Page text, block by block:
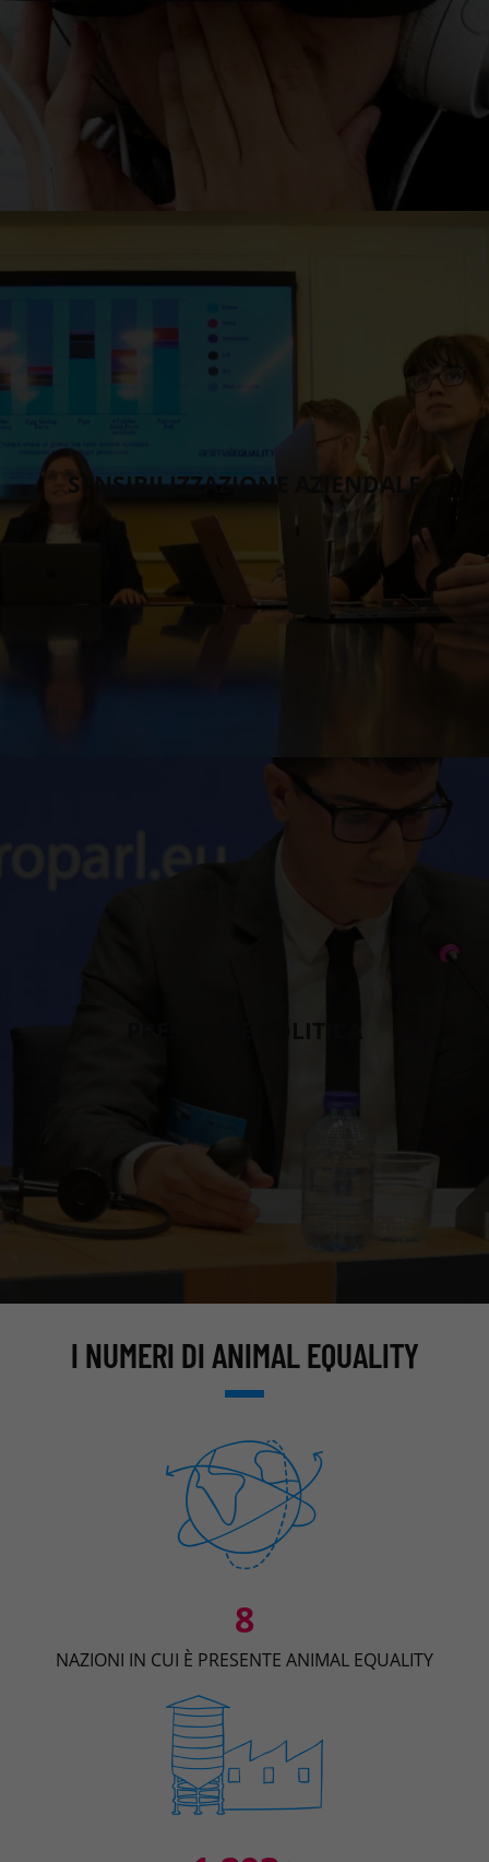
SENSIBILIZZAZIONE AZIENDALE
I NUMERI DI ANIMAL EQUALITY
8
NAZIONI IN CUI È PRESENTE ANIMAL EQUALITY